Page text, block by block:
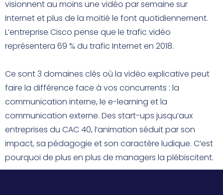
visionnent au moins une vidéo par semaine sur
Internet et plus de la moitié le font quotidiennement.
L’entreprise Cisco pense que le trafic vidéo
représentera 69 % du trafic Internet en 2018.
Ce sont 3 domaines clés où la vidéo explicative peut
faire la différence face à vos concurrents : la
communication interne, le e-learning et la
communication externe. Des start-ups jusqu’aux
entreprises du CAC 40, l’animation séduit par son
impact, sa pédagogie et son caractère ludique. C’est
pourquoi de plus en plus de managers la plébiscitent.